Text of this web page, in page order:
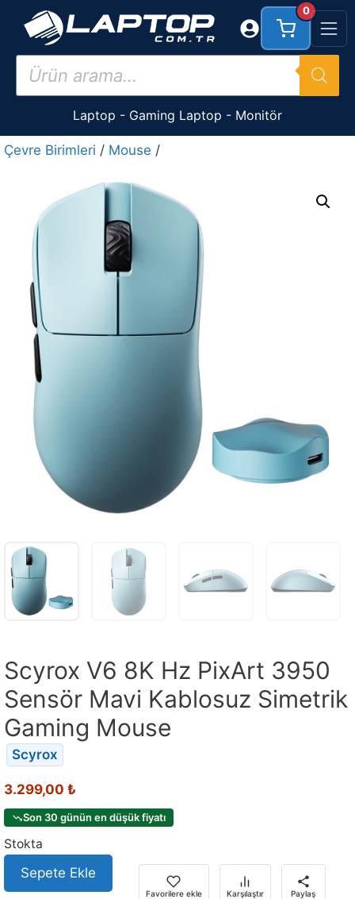
İçeriğe
Products
search
Laptop - Gaming Laptop - Monitör
0
Çevre Birimleri / Mouse /
Scyrox V6 8K Hz PixArt 3950
Sensör Mavi Kablosuz Simetrik
Gaming Mouse
Scyrox
3.299,00 ₺
Son 30 günün en düşük fiyatı
Stokta
Sepete Ekle
Favorilere ekle Karşılaştır Paylaş